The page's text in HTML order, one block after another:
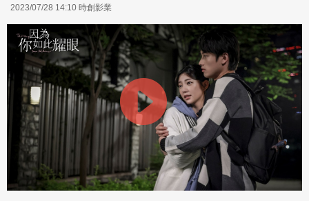
2023/07/28 14:10 時創影業